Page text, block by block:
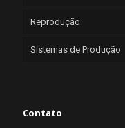
Reprodução
Sistemas de Produção
Contato